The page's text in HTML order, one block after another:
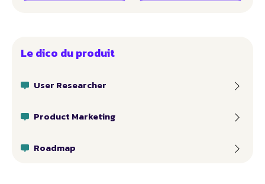
Le dico du produit
User Researcher
Product Marketing
Roadmap